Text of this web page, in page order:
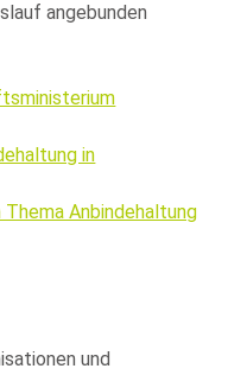
angebunden
in
Anbindehaltung
und